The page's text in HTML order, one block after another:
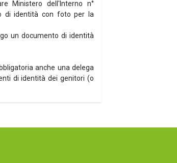
Ministero dell'Interno n°
di identità con foto per la
un documento di identità
anche una delega
di identità dei genitori (o